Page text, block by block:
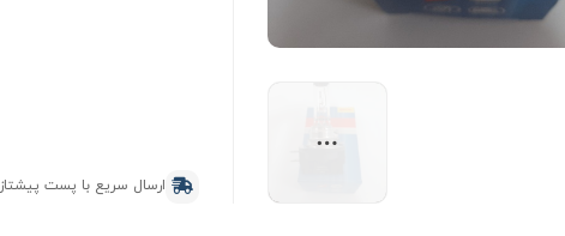
ارسال سریع با پست پیشتاز